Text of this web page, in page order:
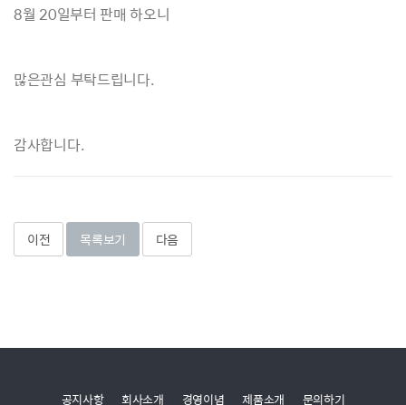
8월 20일부터 판매 하오니
많은관심 부탁드립니다.
감사합니다.
이전 목록보기 다음
공지사항 회사소개 경영이념 제품소개 문의하기